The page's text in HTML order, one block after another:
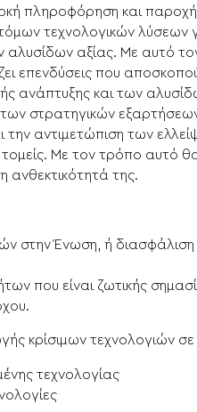
πληροφόρηση και
τεχνολογικών λύσεων
αλυσίδων αξίας. Με αυτό
επενδύσεις που
ανάπτυξης και των
στρατηγικών
την αντιμετώπιση των
Με τον τρόπο αυτό
ανθεκτικότητά της.
στην Ένωση, ή διασφάλιση
που είναι ζωτικής
κρίσιμων τεχνολογιών σε
τεχνολογίας